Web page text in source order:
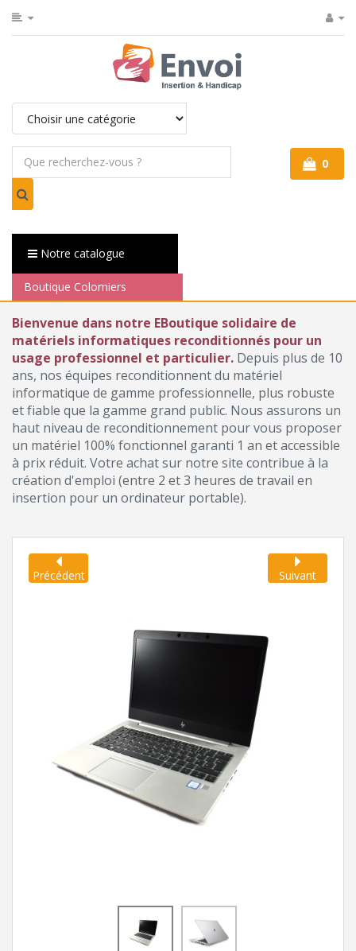
0
Notre catalogue
Boutique Colomiers
Bienvenue dans notre EBoutique solidaire de
matériels informatiques reconditionnés pour un
usage professionnel et particulier. Depuis plus de 10
ans, nos équipes reconditionnent du matériel
informatique de gamme professionnelle, plus robuste
et fiable que la gamme grand public. Nous assurons un
haut niveau de reconditionnement pour vous proposer
un matériel 100% fonctionnel garanti 1 an et accessible
à prix réduit. Votre achat sur notre site contribue à la
création d'emploi (entre 2 et 3 heures de travail en
insertion pour un ordinateur portable).
Précédent Suivant